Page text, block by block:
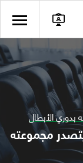
بدوري الأبطال
مجموعته